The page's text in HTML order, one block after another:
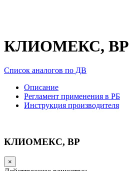
КЛИОМЕКС, ВР
Список аналогов по ДВ
Описание
Регламент применения в РБ
Инструкция производителя
КЛИОМЕКС, ВР
×